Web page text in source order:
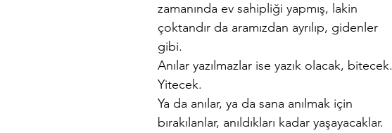
zamanında ev sahipliği yapmış, lakin
çoktandır da aramızdan ayrılıp, gidenler
gibi.
Anılar yazılmazlar ise yazık olacak, bitecek.
Yitecek.
Ya da anılar, ya da sana anılmak için
bırakılanlar, anıldıkları kadar yaşayacaklar.